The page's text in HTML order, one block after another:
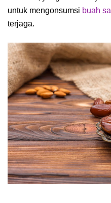
untuk mengonsumsi buah
terjaga.